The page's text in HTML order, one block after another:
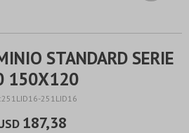
STANDARD SERIE
150X120
251LID16-251LID16
187,38